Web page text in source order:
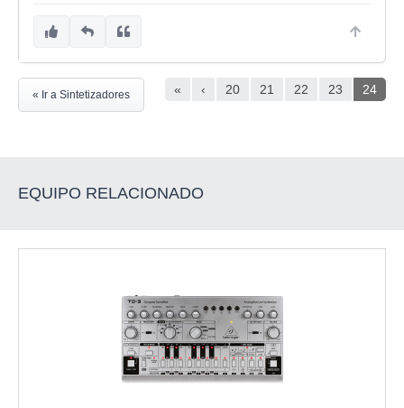
« ‹ 20 21 22 23 24
« Ir a Sintetizadores
EQUIPO RELACIONADO